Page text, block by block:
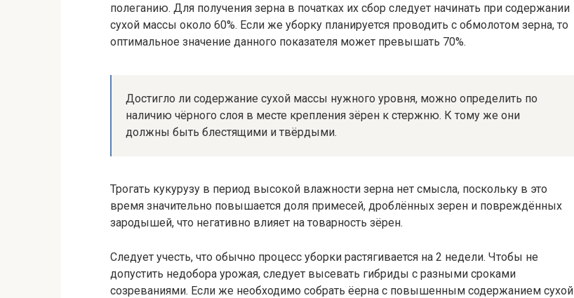
полеганию. Для получения зерна в початках их сбор следует начинать при содержании
сухой массы около 60%. Если же уборку планируется проводить с обмолотом зерна, то
оптимальное значение данного показателя может превышать 70%.
Достигло ли содержание сухой массы нужного уровня, можно определить по
наличию чёрного слоя в месте крепления зёрен к стержню. К тому же они
должны быть блестящими и твёрдыми.
Трогать кукурузу в период высокой влажности зерна нет смысла, поскольку в это
время значительно повышается доля примесей, дроблённых зерен и повреждённых
зародышей, что негативно влияет на товарность зёрен.
Следует учесть, что обычно процесс уборки растягивается на 2 недели. Чтобы не
допустить недобора урожая, следует высевать гибриды с разными сроками
созреваниями. Если же необходимо собрать ёерна с повышенным содержанием сухой